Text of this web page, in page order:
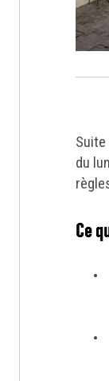
du
Ce